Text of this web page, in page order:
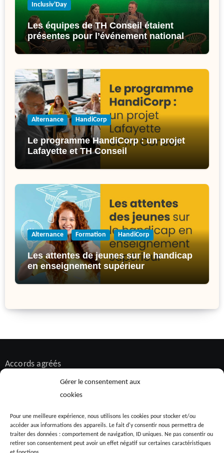
Gérer le consentement aux
cookies
Pour une meilleure expérience, nous utilisons les cookies pour stocker et/ou
accéder aux informations des appareils. Le fait d'y consentir nous permettra de
traiter des données : comportement de navigation, ID uniques. Ne pas consentir ou
retirer son consentement peut avoir un effet négatif sur certaines caractéristiques
Inclusiv'Day
Les équipes de TH Conseil étaient
présentes pour l’événement national
de l’inclusion : l’Inclusiv’Day !
Alternance HandiCorp
Le programme HandiCorp : un projet
Lafayette et TH Conseil
Alternance Formation HandiCorp
Les attentes de jeunes sur le handicap
en enseignement supérieur
Accords agréés
Bilan de compétences
Diversité et inclusion
Formation
HandiCorp